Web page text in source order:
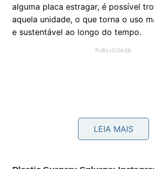
alguma placa estragar, é possível
aquela unidade, o que torna o uso
e sustentável ao longo do tempo.
LEIA MAIS